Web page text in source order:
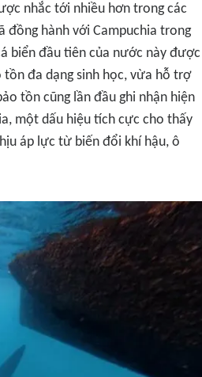
nhắc tới nhiều hơn trong các
đồng hành với Campuchia trong
biển đầu tiên của nước này được
đa dạng sinh học, vừa hỗ trợ
tồn cũng lần đầu ghi nhận hiện
một dấu hiệu tích cực cho thấy
áp lực từ biến đổi khí hậu, ô